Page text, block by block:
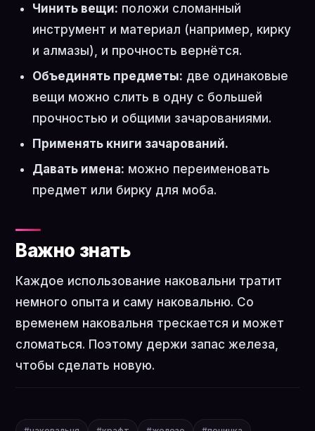
Чинить вещи: положи сломанный
инструмент и материал (например, кирку
и алмазы), и прочность вернётся.
Объединять предметы: две одинаковые
вещи можно слить в одну с большей
прочностью и общими зачарованиями.
Применять книги зачарований.
Давать имена: можно переименовать
предмет или бирку для моба.
Важно знать
Каждое использование наковальни тратит
немного опыта и саму наковальню. Со
временем наковальня трескается и может
сломаться. Поэтому держи запас железа,
чтобы сделать новую.